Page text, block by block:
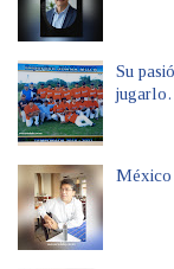
Su
México